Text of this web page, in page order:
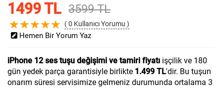
1499 TL 3599 TL
( 0 Kullanıcı Yorumu )
Hemen Bir Yorum Yaz
iPhone 12 ses tuşu değişimi ve tamiri fiyatı işçilik ve 180
gün yedek parça garantisiyle birlikte 1.499 TL'dir. Bu tuşun
onarım süresi servisimize gelmeniz durumunda ortalama 3